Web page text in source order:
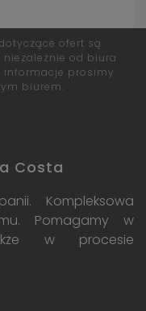
ofert są
od biura
informacje prosimy
biurem.
Costa
Kompleksowa
Pomagamy w
w procesie